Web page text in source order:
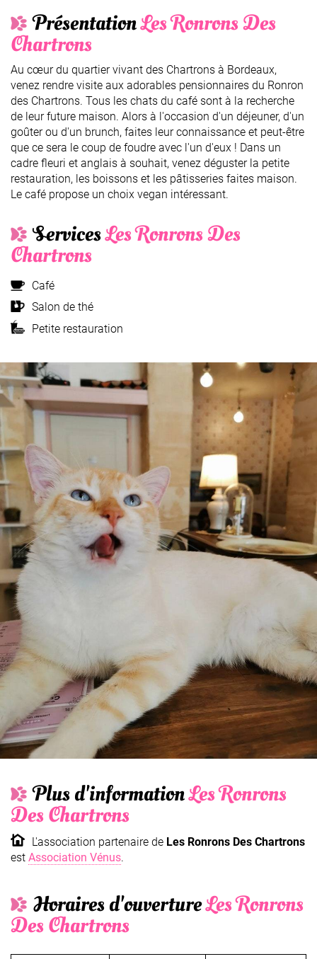
PrésentationLes Ronrons Des
Chartrons
Au cœur du quartier vivant des Chartrons à Bordeaux,
venez rendre visite aux adorables pensionnaires du Ronron
des Chartrons. Tous les chats du café sont à la recherche
de leur future maison. Alors à l'occasion d'un déjeuner, d'un
goûter ou d'un brunch, faites leur connaissance et peut-être
que ce sera le coup de foudre avec l'un d'eux ! Dans un
cadre fleuri et anglais à souhait, venez déguster la petite
restauration, les boissons et les pâtisseries faites maison.
Le café propose un choix vegan intéressant.
ServicesLes Ronrons Des
Chartrons
Café
Salon de thé
Petite restauration
Plus d'informationLes Ronrons
Des Chartrons
L'association partenaire de Les Ronrons Des Chartrons
est Association Vénus.
Horaires d'ouvertureLes Ronrons
Des Chartrons